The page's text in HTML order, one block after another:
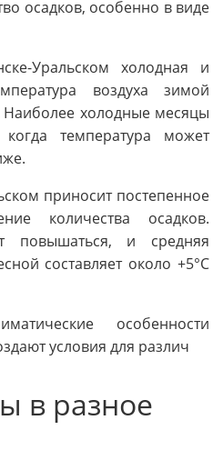
осадков, особенно в виде
Уральском холодная и
воздуха зимой
Наиболее холодные месяцы
температура может
приносит постепенное
количества осадков.
повышаться, и средняя
составляет около +5°C
особенности
условия для различ
в разное